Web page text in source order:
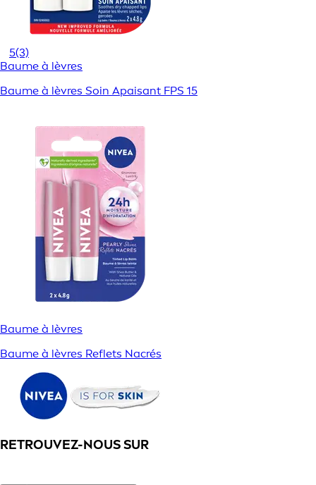
5(3)
Baume à lèvres
Baume à lèvres Soin Apaisant FPS 15
Baume à lèvres
Baume à lèvres Reflets Nacrés
RETROUVEZ-NOUS SUR